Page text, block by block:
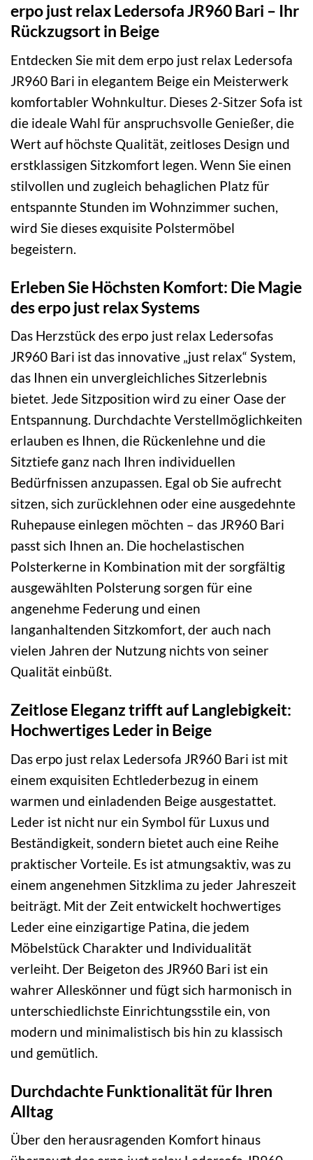
erpo just relax Ledersofa JR960 Bari – Ihr
Rückzugsort in Beige
Entdecken Sie mit dem erpo just relax Ledersofa
JR960 Bari in elegantem Beige ein Meisterwerk
komfortabler Wohnkultur. Dieses 2-Sitzer Sofa ist
die ideale Wahl für anspruchsvolle Genießer, die
Wert auf höchste Qualität, zeitloses Design und
erstklassigen Sitzkomfort legen. Wenn Sie einen
stilvollen und zugleich behaglichen Platz für
entspannte Stunden im Wohnzimmer suchen,
wird Sie dieses exquisite Polstermöbel
begeistern.
Erleben Sie Höchsten Komfort: Die Magie
des erpo just relax Systems
Das Herzstück des erpo just relax Ledersofas
JR960 Bari ist das innovative „just relax“ System,
das Ihnen ein unvergleichliches Sitzerlebnis
bietet. Jede Sitzposition wird zu einer Oase der
Entspannung. Durchdachte Verstellmöglichkeiten
erlauben es Ihnen, die Rückenlehne und die
Sitztiefe ganz nach Ihren individuellen
Bedürfnissen anzupassen. Egal ob Sie aufrecht
sitzen, sich zurücklehnen oder eine ausgedehnte
Ruhepause einlegen möchten – das JR960 Bari
passt sich Ihnen an. Die hochelastischen
Polsterkerne in Kombination mit der sorgfältig
ausgewählten Polsterung sorgen für eine
angenehme Federung und einen
langanhaltenden Sitzkomfort, der auch nach
vielen Jahren der Nutzung nichts von seiner
Qualität einbüßt.
Zeitlose Eleganz trifft auf Langlebigkeit:
Hochwertiges Leder in Beige
Das erpo just relax Ledersofa JR960 Bari ist mit
einem exquisiten Echtlederbezug in einem
warmen und einladenden Beige ausgestattet.
Leder ist nicht nur ein Symbol für Luxus und
Beständigkeit, sondern bietet auch eine Reihe
praktischer Vorteile. Es ist atmungsaktiv, was zu
einem angenehmen Sitzklima zu jeder Jahreszeit
beiträgt. Mit der Zeit entwickelt hochwertiges
Leder eine einzigartige Patina, die jedem
Möbelstück Charakter und Individualität
verleiht. Der Beigeton des JR960 Bari ist ein
wahrer Alleskönner und fügt sich harmonisch in
unterschiedlichste Einrichtungsstile ein, von
modern und minimalistisch bis hin zu klassisch
und gemütlich.
Durchdachte Funktionalität für Ihren
Alltag
Über den herausragenden Komfort hinaus